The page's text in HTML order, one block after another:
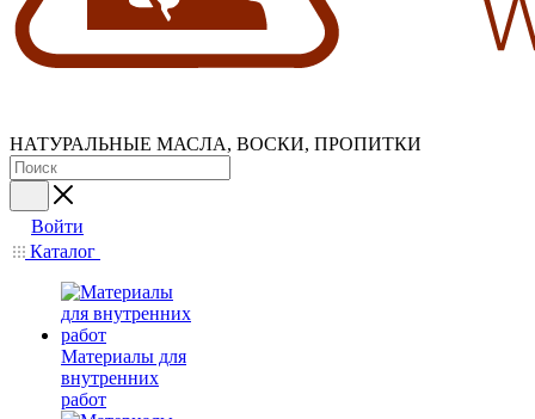
НАТУРАЛЬНЫЕ МАСЛА, ВОСКИ, ПРОПИТКИ
Войти
Каталог
Материалы для
внутренних
работ